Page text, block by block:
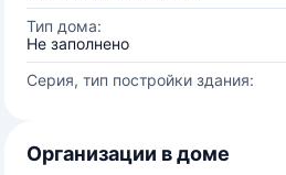
Тип дома:
Не заполнено
Серия, тип постройки здания:
Организации в доме